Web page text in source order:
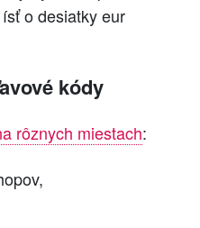
o desiatky eur
kódy
rôznych miestach: